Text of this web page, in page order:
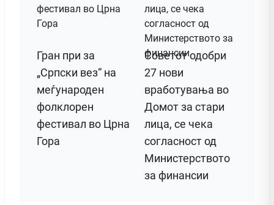
Гран при за
„Српски вез“ на
меѓународен
фолклорен
фестивал во Црна
Гора
Советот одобри
27 нови
вработувања во
Домот за стари
лица, се чека
согласност од
Министерството
за финансии